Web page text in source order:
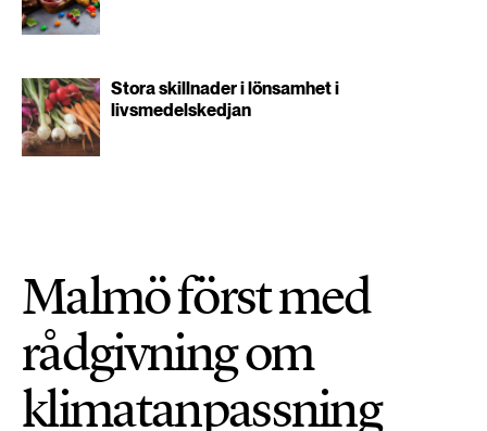
Stora skillnader i lönsamhet i
livsmedelskedjan
Malmö först med
rådgivning om
klimatanpassning